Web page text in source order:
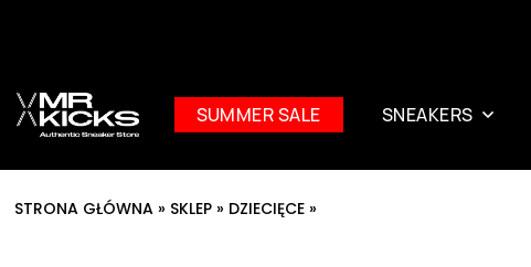
SUMMER SALE SNEAKERS
STRONA GŁÓWNA » SKLEP » DZIECIĘCE »